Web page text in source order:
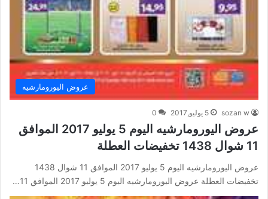
عروض اليورومارشيه
sozan w 5 يوليو,2017 0
عروض اليورومارشيه اليوم 5 يوليو 2017 الموافق
11 شوال 1438 تخفيضات العطلة
عروض اليورومارشيه اليوم 5 يوليو 2017 الموافق 11 شوال 1438
تخفيضات العطلة عروض اليورومارشيه اليوم 5 يوليو 2017 الموافق 11…